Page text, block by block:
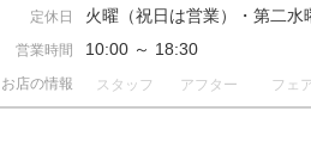
定休日 火曜（祝日は営業）・第二水
営業時間 10:00 ～ 18:30
お店の情報 スタッフ アフター フェ